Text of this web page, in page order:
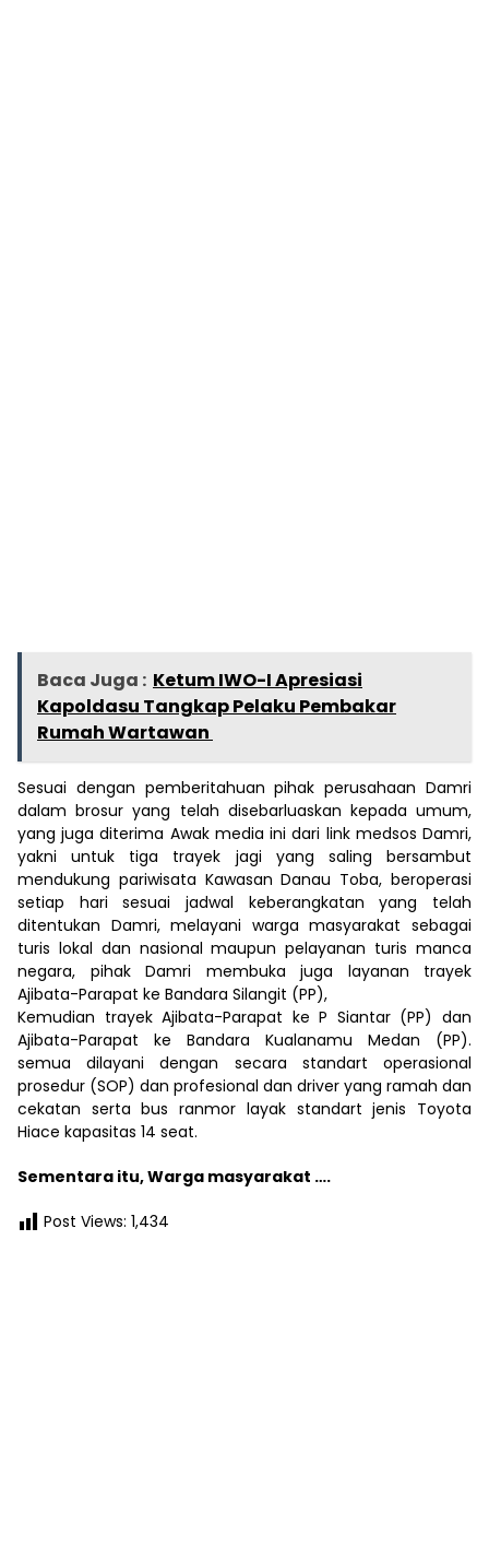
Baca Juga : Ketum IWO-I Apresiasi
Kapoldasu Tangkap Pelaku Pembakar
Rumah Wartawan
Sesuai dengan pemberitahuan pihak perusahaan Damri
dalam brosur yang telah disebarluaskan kepada umum,
yang juga diterima Awak media ini dari link medsos Damri,
yakni untuk tiga trayek jagi yang saling bersambut
mendukung pariwisata Kawasan Danau Toba, beroperasi
setiap hari sesuai jadwal keberangkatan yang telah
ditentukan Damri, melayani warga masyarakat sebagai
turis lokal dan nasional maupun pelayanan turis manca
negara, pihak Damri membuka juga layanan trayek
Ajibata-Parapat ke Bandara Silangit (PP),
Kemudian trayek Ajibata-Parapat ke P Siantar (PP) dan
Ajibata-Parapat ke Bandara Kualanamu Medan (PP).
semua dilayani dengan secara standart operasional
prosedur (SOP) dan profesional dan driver yang ramah dan
cekatan serta bus ranmor layak standart jenis Toyota
Hiace kapasitas 14 seat.
Sementara itu, Warga masyarakat ….
Post Views: 1,434